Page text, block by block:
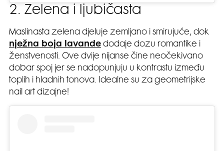
2. Zelena i ljubičasta
Maslinasta zelena djeluje zemljano i smirujuće, dok
nježna boja lavande dodaje dozu romantike i
ženstvenosti. Ove dvije nijanse čine neočekivano
dobar spoj jer se nadopunjuju u kontrastu između
toplih i hladnih tonova. Idealne su za geometrijske
nail art dizajne!